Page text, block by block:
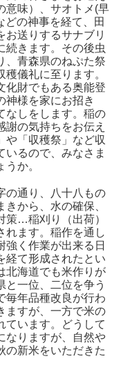
意味）、サオトメ(早
どの神事を経て、田
お送りするサナブリ
続きます。その後虫
、青森県のねぷた祭
儀礼に至ります。
化財でもある奥能登
神様を家にお招き
なしをします。稲の
の気持ちをお伝え
や「収穫祭」など収
いるので、みなさま
か。
の通り、八十八もの
から、水の確保、
策…稲刈り（出荷）
れます。稲作を通し
強く作業が出来る日
経て形成されたとい
北海道でも米作りが
と一位、二位を争う
毎年品種改良が行わ
ますが、一方で米の
ています。どうして
なりますが、自然や
の新米をいただきた